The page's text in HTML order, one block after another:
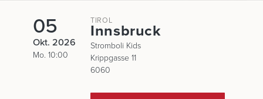
05
Okt. 2026
Mo. 10:00
TIROL
Innsbruck
Stromboli Kids
Krippgasse 11
6060